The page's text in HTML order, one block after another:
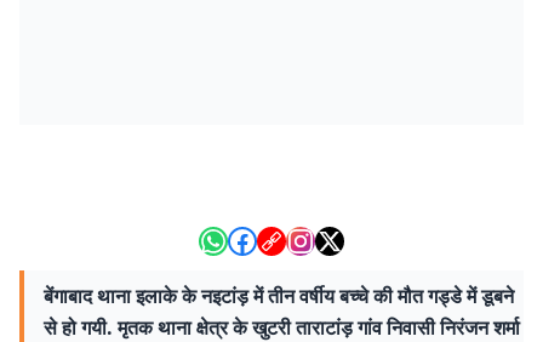
बेंगाबाद थाना इलाके के नइटांड़ में तीन वर्षीय बच्चे की मौत गड्डे में डूबने
से हो गयी. मृतक थाना क्षेत्र के खुटरी ताराटांड़ गांव निवासी निरंजन शर्मा